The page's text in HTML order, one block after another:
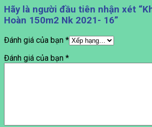
Hãy là người đầu tiên nhận xét
Hoàn 150m2 Nk 2021- 16”
Đánh giá của bạn *
Đánh giá của bạn *